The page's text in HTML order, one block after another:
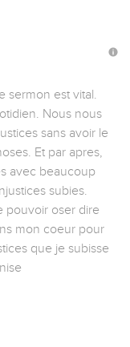
sermon est vital.
Nous nous
sans avoir le
Et par apres,
avec beaucoup
subies.
pouvoir oser dire
mon coeur pour
que je subisse